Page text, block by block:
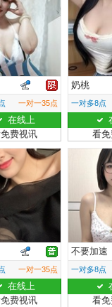
一对一35点
在线上
费视讯
奶桃
一对多8点
看
一对一35点
在线上
费视讯
不要加速
一对多8点
看